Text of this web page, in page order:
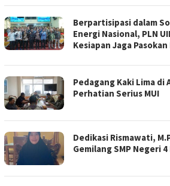
Berpartisipasi dalam
Energi Nasional, PLN
Kesiapan Jaga
Pedagang Kaki Lima di
Perhatian Serius MUI
Dedikasi Rismawati,
Gemilang SMP Negeri